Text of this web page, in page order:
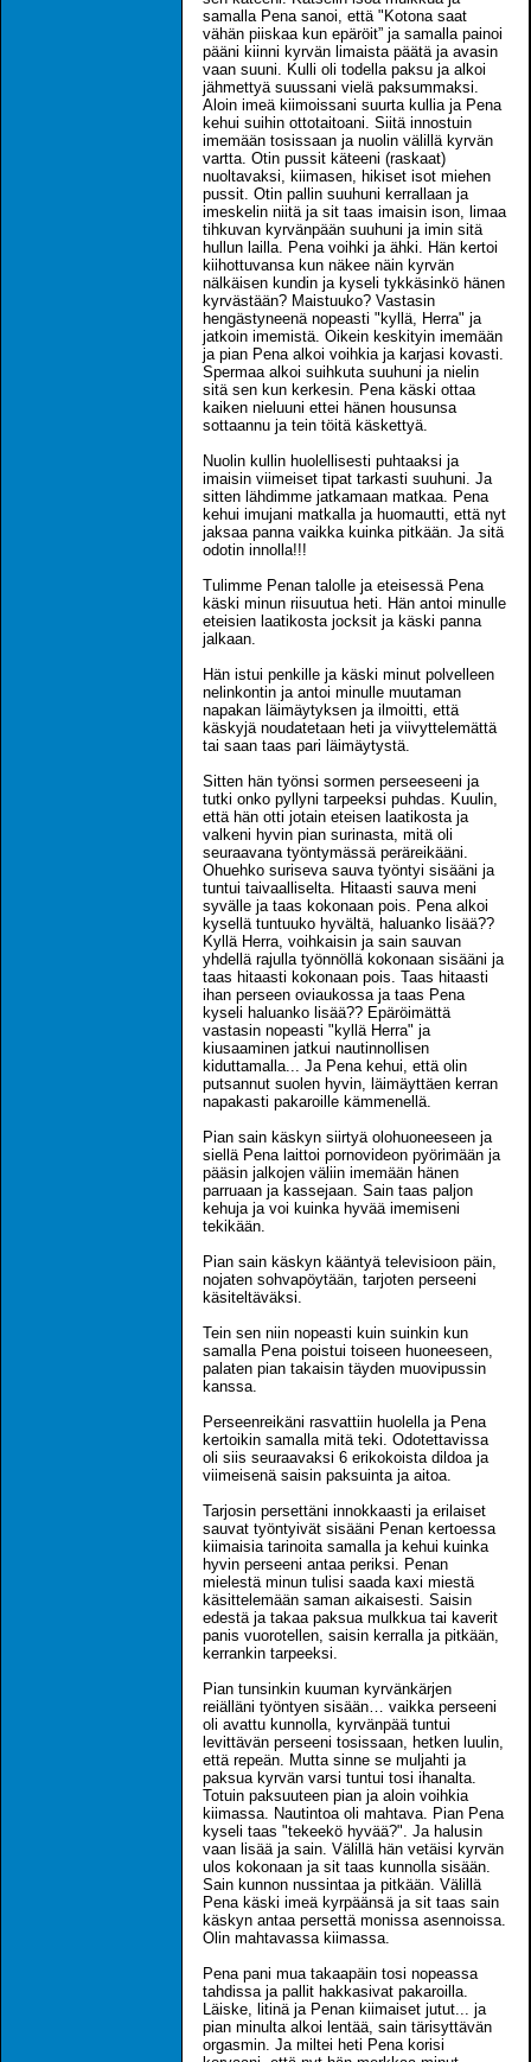
samalla Pena sanoi, että "Kotona saat
vähän piiskaa kun epäröit” ja samalla painoi
pääni kiinni kyrvän limaista päätä ja avasin
vaan suuni. Kulli oli todella paksu ja alkoi
jähmettyä suussani vielä paksummaksi.
Aloin imeä kiimoissani suurta kullia ja Pena
kehui suihin ottotaitoani. Siitä innostuin
imemään tosissaan ja nuolin välillä kyrvän
vartta. Otin pussit käteeni (raskaat)
nuoltavaksi, kiimasen, hikiset isot miehen
pussit. Otin pallin suuhuni kerrallaan ja
imeskelin niitä ja sit taas imaisin ison, limaa
tihkuvan kyrvänpään suuhuni ja imin sitä
hullun lailla. Pena voihki ja ähki. Hän kertoi
kiihottuvansa kun näkee näin kyrvän
nälkäisen kundin ja kyseli tykkäsinkö hänen
kyrvästään? Maistuuko? Vastasin
hengästyneenä nopeasti "kyllä, Herra" ja
jatkoin imemistä. Oikein keskityin imemään
ja pian Pena alkoi voihkia ja karjasi kovasti.
Spermaa alkoi suihkuta suuhuni ja nielin
sitä sen kun kerkesin. Pena käski ottaa
kaiken nieluuni ettei hänen housunsa
sottaannu ja tein töitä käskettyä.
Nuolin kullin huolellisesti puhtaaksi ja
imaisin viimeiset tipat tarkasti suuhuni. Ja
sitten lähdimme jatkamaan matkaa. Pena
kehui imujani matkalla ja huomautti, että nyt
jaksaa panna vaikka kuinka pitkään. Ja sitä
odotin innolla!!!
Tulimme Penan talolle ja eteisessä Pena
käski minun riisuutua heti. Hän antoi minulle
eteisien laatikosta jocksit ja käski panna
jalkaan.
Hän istui penkille ja käski minut polvelleen
nelinkontin ja antoi minulle muutaman
napakan läimäytyksen ja ilmoitti, että
käskyjä noudatetaan heti ja viivyttelemättä
tai saan taas pari läimäytystä.
Sitten hän työnsi sormen perseeseeni ja
tutki onko pyllyni tarpeeksi puhdas. Kuulin,
että hän otti jotain eteisen laatikosta ja
valkeni hyvin pian surinasta, mitä oli
seuraavana työntymässä peräreikääni.
Ohuehko suriseva sauva työntyi sisääni ja
tuntui taivaalliselta. Hitaasti sauva meni
syvälle ja taas kokonaan pois. Pena alkoi
kysellä tuntuuko hyvältä, haluanko lisää??
Kyllä Herra, voihkaisin ja sain sauvan
yhdellä rajulla työnnöllä kokonaan sisääni ja
taas hitaasti kokonaan pois. Taas hitaasti
ihan perseen oviaukossa ja taas Pena
kyseli haluanko lisää?? Epäröimättä
vastasin nopeasti "kyllä Herra" ja
kiusaaminen jatkui nautinnollisen
kiduttamalla... Ja Pena kehui, että olin
putsannut suolen hyvin, läimäyttäen kerran
napakasti pakaroille kämmenellä.
Pian sain käskyn siirtyä olohuoneeseen ja
siellä Pena laittoi pornovideon pyörimään ja
pääsin jalkojen väliin imemään hänen
parruaan ja kassejaan. Sain taas paljon
kehuja ja voi kuinka hyvää imemiseni
tekikään.
Pian sain käskyn kääntyä televisioon päin,
nojaten sohvapöytään, tarjoten perseeni
käsiteltäväksi.
Tein sen niin nopeasti kuin suinkin kun
samalla Pena poistui toiseen huoneeseen,
palaten pian takaisin täyden muovipussin
kanssa.
Perseenreikäni rasvattiin huolella ja Pena
kertoikin samalla mitä teki. Odotettavissa
oli siis seuraavaksi 6 erikokoista dildoa ja
viimeisenä saisin paksuinta ja aitoa.
Tarjosin persettäni innokkaasti ja erilaiset
sauvat työntyivät sisääni Penan kertoessa
kiimaisia tarinoita samalla ja kehui kuinka
hyvin perseeni antaa periksi. Penan
mielestä minun tulisi saada kaxi miestä
käsittelemään saman aikaisesti. Saisin
edestä ja takaa paksua mulkkua tai kaverit
panis vuorotellen, saisin kerralla ja pitkään,
kerrankin tarpeeksi.
Pian tunsinkin kuuman kyrvänkärjen
reiälläni työntyen sisään… vaikka perseeni
oli avattu kunnolla, kyrvänpää tuntui
levittävän perseeni tosissaan, hetken luulin,
että repeän. Mutta sinne se muljahti ja
paksua kyrvän varsi tuntui tosi ihanalta.
Totuin paksuuteen pian ja aloin voihkia
kiimassa. Nautintoa oli mahtava. Pian Pena
kyseli taas "tekeekö hyvää?". Ja halusin
vaan lisää ja sain. Välillä hän vetäisi kyrvän
ulos kokonaan ja sit taas kunnolla sisään.
Sain kunnon nussintaa ja pitkään. Välillä
Pena käski imeä kyrpäänsä ja sit taas sain
käskyn antaa persettä monissa asennoissa.
Olin mahtavassa kiimassa.
Pena pani mua takaapäin tosi nopeassa
tahdissa ja pallit hakkasivat pakaroilla.
Läiske, litinä ja Penan kiimaiset jutut... ja
pian minulta alkoi lentää, sain tärisyttävän
orgasmin. Ja miltei heti Pena korisi